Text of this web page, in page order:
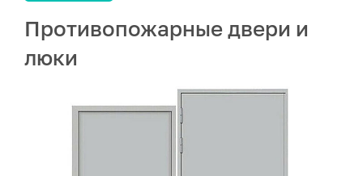
Противопожарные двери и
люки